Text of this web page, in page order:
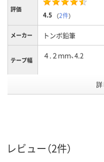
評価
4.5 （2件）
メーカー トンボ鉛筆
テープ幅 ４.２ｍｍ、4.2
プ
詳
レビュー（2件）